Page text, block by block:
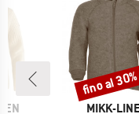
MARCHIO
MIKK-LINE
Sconto
fino al 30%